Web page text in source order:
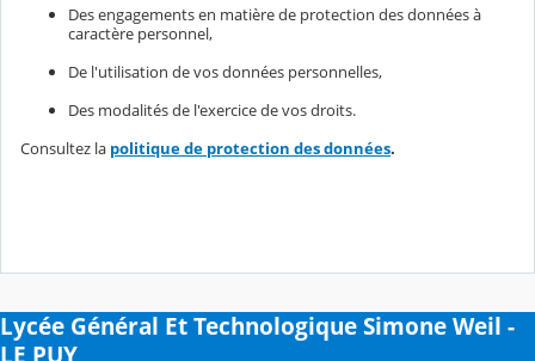
Des engagements en matière de protection des données à
caractère personnel,
De l'utilisation de vos données personnelles,
Des modalités de l'exercice de vos droits.
Consultez la politique de protection des données.
Lycée Général Et Technologique Simone Weil -
LE PUY